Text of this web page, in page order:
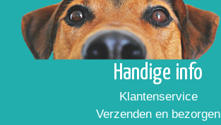
Handige info
Klantenservice
Verzenden en bezorgen